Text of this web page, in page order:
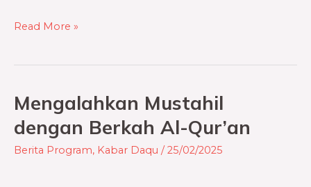
Read More »
Mengalahkan Mustahil
dengan Berkah Al-Qur’an
Berita Program, Kabar Daqu /25/02/2025
Mengalahkan
Mustahil
dengan
Berkah